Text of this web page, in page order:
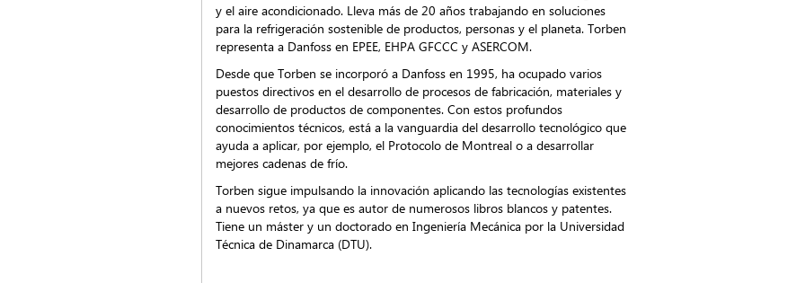
y el aire acondicionado. Lleva más de 20 años trabajando en soluciones
para la refrigeración sostenible de productos, personas y el planeta. Torben
representa a Danfoss en EPEE, EHPA GFCCC y ASERCOM.
Desde que Torben se incorporó a Danfoss en 1995, ha ocupado varios
puestos directivos en el desarrollo de procesos de fabricación, materiales y
desarrollo de productos de componentes. Con estos profundos
conocimientos técnicos, está a la vanguardia del desarrollo tecnológico que
ayuda a aplicar, por ejemplo, el Protocolo de Montreal o a desarrollar
mejores cadenas de frío.
Torben sigue impulsando la innovación aplicando las tecnologías existentes
a nuevos retos, ya que es autor de numerosos libros blancos y patentes.
Tiene un máster y un doctorado en Ingeniería Mecánica por la Universidad
Técnica de Dinamarca (DTU).